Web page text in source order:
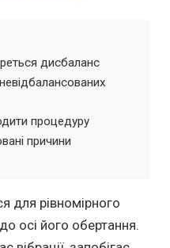
дисбаланс
процедуру
причини
для рівномірного
осі його обертання.